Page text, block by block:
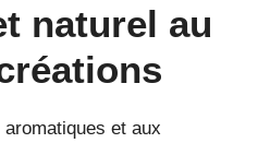
naturel au
et aux